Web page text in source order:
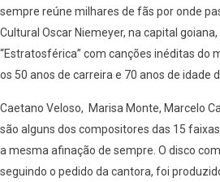
sempre reúne milhares de fãs por onde
Cultural Oscar Niemeyer, na capital
“Estratosférica” com canções inéditas do
os 50 anos de carreira e 70 anos de idade
Caetano Veloso, Marisa Monte, Marcelo
são alguns dos compositores das 15
a mesma afinação de sempre. O disco
seguindo o pedido da cantora, foi